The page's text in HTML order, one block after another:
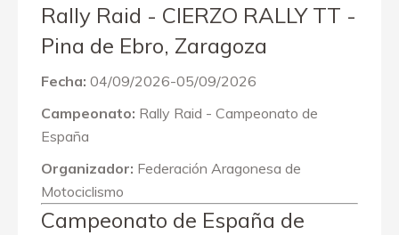
Rally Raid - CIERZO RALLY TT -
Pina de Ebro, Zaragoza
Fecha: 04/09/2026-05/09/2026
Campeonato: Rally Raid - Campeonato de
España
Organizador: Federación Aragonesa de
Motociclismo
Campeonato de España de